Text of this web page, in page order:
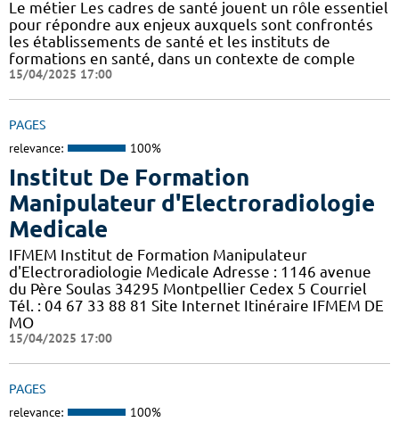
Le métier Les cadres de santé jouent un rôle essentiel
pour répondre aux enjeux auxquels sont confrontés
les établissements de santé et les instituts de
formations en santé, dans un contexte de comple
15/04/2025 17:00
PAGES
relevance: 100%
Institut De Formation
Manipulateur d'Electroradiologie
Medicale
IFMEM Institut de Formation Manipulateur
d'Electroradiologie Medicale Adresse : 1146 avenue
du Père Soulas 34295 Montpellier Cedex 5 Courriel
Tél. : 04 67 33 88 81 Site Internet Itinéraire IFMEM DE
MO
15/04/2025 17:00
PAGES
relevance: 100%